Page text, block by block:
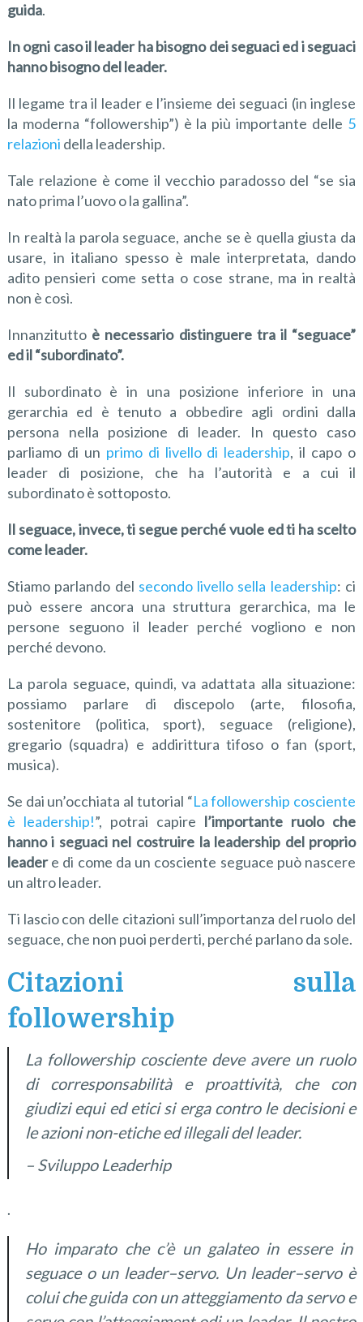
guida.
In ogni caso il leader ha bisogno dei seguaci ed i seguaci
hanno bisogno del leader.
Il legame tra il leader e l’insieme dei seguaci (in inglese
la moderna “followership”) è la più importante delle 5
relazioni della leadership.
Tale relazione è come il vecchio paradosso del “se sia
nato prima l’uovo o la gallina”.
In realtà la parola seguace, anche se è quella giusta da
usare, in italiano spesso è male interpretata, dando
adito pensieri come setta o cose strane, ma in realtà
non è così.
Innanzitutto è necessario distinguere tra il “seguace”
ed il “subordinato”.
Il subordinato è in una posizione inferiore in una
gerarchia ed è tenuto a obbedire agli ordini dalla
persona nella posizione di leader. In questo caso
parliamo di un primo di livello di leadership, il capo o
leader di posizione, che ha l’autorità e a cui il
subordinato è sottoposto.
Il seguace, invece, ti segue perché vuole edti ha scelto
comeleader.
Stiamo parlando del secondo livello sella leadership: ci
può essere ancora una struttura gerarchica, ma le
persone seguono il leader perché vogliono e non
perché devono.
La parola seguace, quindi, va adattata alla situazione:
possiamo parlare di discepolo (arte, filosofia,
sostenitore (politica, sport), seguace (religione),
gregario (squadra) e addirittura tifoso o fan (sport,
musica).
Se dai un’occhiata al tutorial “La followership cosciente
è leadership!”, potrai capire l’importante ruolo che
hanno i seguaci nel costruire la leadership del proprio
leadere di come da un cosciente seguace può nascere
un altro leader.
Ti lascio con delle citazioni sull’importanza del ruolo del
seguace, che non puoi perderti, perché parlano da sole.
Citazioni sulla
followership
La followership cosciente deve avere un ruolo
di corresponsabilità e proattività, che con
giudizi equi ed etici si erga contro le decisioni e
le azioni non-etiche ed illegali del leader.
– Sviluppo Leaderhip
.
Ho imparato che c’è un galateo in essere in
seguace o un leader–servo. Un leader–servo è
coluiche guida con un atteggiamento daservoe